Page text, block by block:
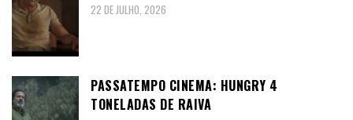
22 DE JULHO, 2026
PASSATEMPO CINEMA: HUNGRY 4
TONELADAS DE RAIVA